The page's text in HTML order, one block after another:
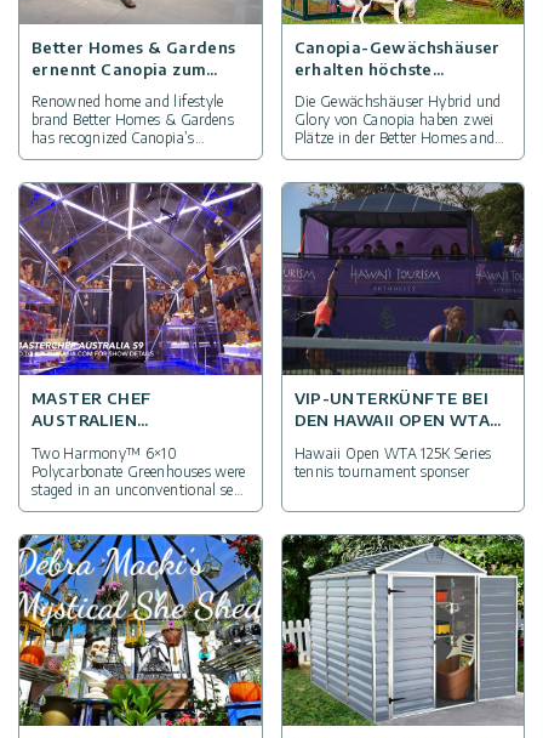
Vordächer
Carports
Wintergärten
Poolüberdachung
Zubehör
Sale
und
Ideen
Bestellstornierung
Versandoptionen
Datenschutz-
Bestimmungen
Nutzungsbedingungen
Innovera
Decor
Palram
Industries
Better Homes & Gardens
ernennt Canopia zum
„Besten Gerätehaus“
unter den besten
Aufbewahrungslösungen
für den Außenbereich
Renowned home and lifestyle
brand Better Homes & Gardens
has recognized Canopia’s
Rubicon Storage Shed as one of
solutions in its recent article, The
15 Best Outdoor Storage
Essentials for Your Backyard.
Canopia-Gewächshäuser
erhalten höchste
Auszeichnungen von
Better Homes and
Gardens – hier sind die
Gründe dafür
Die Gewächshäuser Hybrid und
Glory von Canopia haben zwei
Plätze in der Better Homes and
Gardens-Liste der “Besten
des Jahres 2024 gewonnen
MASTER CHEF
AUSTRALIEN
HARMONY™
GEWÄCHSHAUS
Two Harmony™ 6×10
Polycarbonate Greenhouses were
staged in an unconventional set
at Master Chef Australia.
VIP-UNTERKÜNFTE BEI
DEN HAWAII OPEN WTA
Hawaii Open WTA 125K Series
tennis tournament sponser